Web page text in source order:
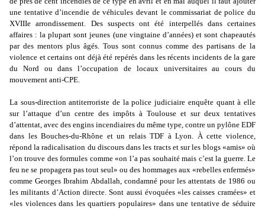
une tentative d’incendie de véhicules devant le commissariat de police du
XVIIIe arrondissement. Des suspects ont été interpellés dans certaines
affaires : la plupart sont jeunes (une vingtaine d’années) et sont chapeautés
par des mentors plus âgés. Tous sont connus comme des partisans de la
violence et certains ont déjà été repérés dans les récents incidents de la gare
du Nord ou dans l’occupation de locaux universitaires au cours du
mouvement anti-CPE.
La sous-direction antiterroriste de la police judiciaire enquête quant à elle
sur l’attaque d’un centre des impôts à Toulouse et sur deux tentatives
d’attentat, avec des engins incendiaires du même type, contre un pylône EDF
dans les Bouches-du-Rhône et un relais TDF à Lyon. À cette violence,
répond la radicalisation du discours dans les tracts et sur les blogs «amis» où
l’on trouve des formules comme «on l’a pas souhaité mais c’est la guerre. Le
feu ne se propagera pas tout seul» ou des hommages aux «rebelles enfermés»
comme Georges Ibrahim Abdallah, condamné pour les attentats de 1986 ou
les militants d’Action directe. Sont aussi évoquées «les caisses cramées» et
«les violences dans les quartiers populaires» dans une tentative de séduire